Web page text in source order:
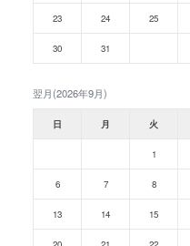
23 24 25
30 31
翌月(2026年9月)
日 月 火
1
6 7 8
13 14 15